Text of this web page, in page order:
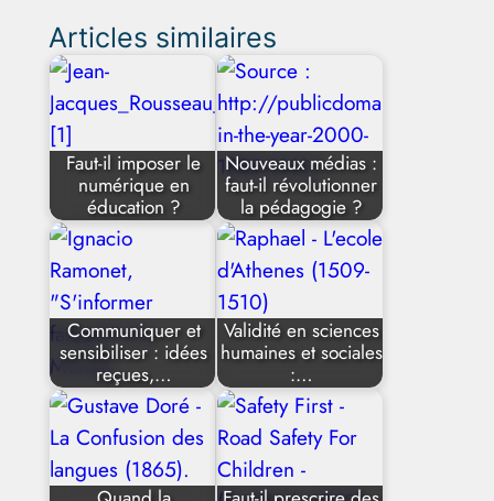
Articles similaires
Faut-il imposer le
numérique en
éducation ?
Nouveaux médias :
faut-il révolutionner
la pédagogie ?
Communiquer et
sensibiliser : idées
reçues,…
Validité en sciences
humaines et sociales
:…